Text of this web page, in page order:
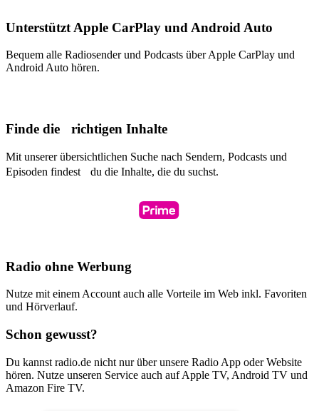
Unterstützt Apple CarPlay und Android Auto
Bequem alle Radiosender und Podcasts über Apple CarPlay und
Android Auto hören.
Finde die richtigen Inhalte
Mit unserer übersichtlichen Suche nach Sendern, Podcasts und
Episoden findest du die Inhalte, die du suchst.
Radio ohne Werbung
Nutze mit einem Account auch alle Vorteile im Web inkl. Favoriten
und Hörverlauf.
Schon gewusst?
Du kannst radio.de nicht nur über unsere Radio App oder Website
hören. Nutze unseren Service auch auf Apple TV, Android TV und
Amazon Fire TV.